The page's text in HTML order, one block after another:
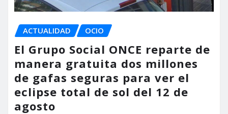
ACTUALIDAD OCIO
El Grupo Social ONCE reparte de
manera gratuita dos millones
de gafas seguras para ver el
eclipse total de sol del 12 de
agosto